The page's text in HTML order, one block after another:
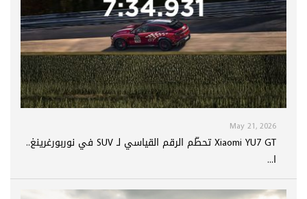
May 21, 2026
Xiaomi YU7 GT تحطّم الرقم القياسي لـ SUV في نوربورغرينغ..
ا...